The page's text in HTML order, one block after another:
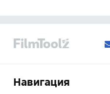
Навигация